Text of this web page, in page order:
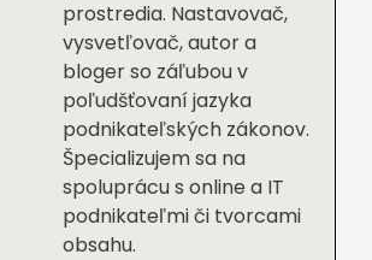
prostredia. Nastavovač,
vysvetľovač, autor a
bloger so záľubou v
poľudšťovaní jazyka
podnikateľských zákonov.
Špecializujem sa na
spoluprácu s online a IT
podnikateľmi či tvorcami
obsahu.